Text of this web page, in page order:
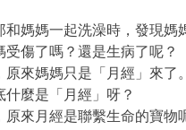
和媽媽一起洗澡時，發現媽
受傷了嗎？還是生病了呢？
原來媽媽只是「月經」來了。
什麼是「月經」呀？
原來月經是聯繫生命的寶物